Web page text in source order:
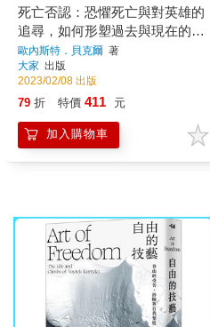
死亡否認：恐懼死亡與對英雄的
追尋，如何形塑過去與現在的我
們？
歐內斯特．貝克爾 著
大家 出版
2023/02/08 出版
79 折 特價 411 元
加入購物車